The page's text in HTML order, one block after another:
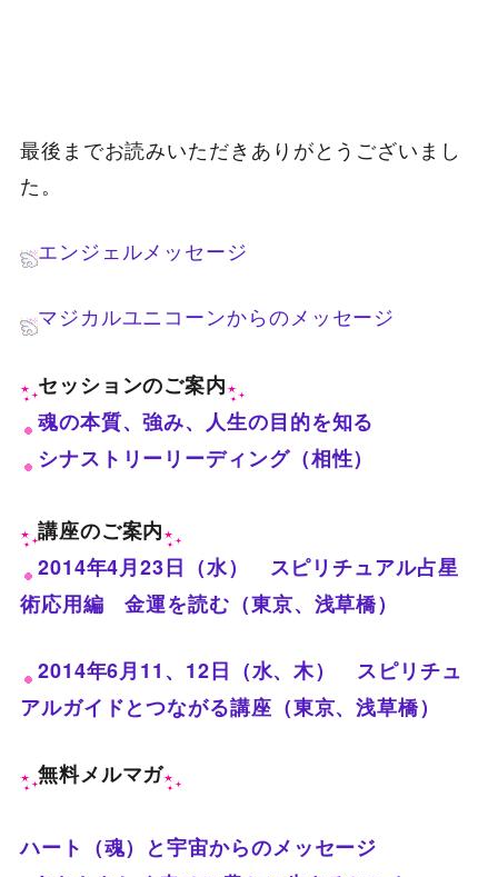
最後までお読みいただきありがとうございまし
た。
エンジェルメッセージ
マジカルユニコーンからのメッセージ
セッションのご案内
魂の本質、強み、人生の目的を知る
シナストリーリーディング（相性）
講座のご案内
2014年4月23日（水） スピリチュアル占星
術応用編 金運を読む（東京、浅草橋）
2014年6月11、12日（水、木） スピリチュ
アルガイドとつながる講座（東京、浅草橋）
無料メルマガ
ハート（魂）と宇宙からのメッセージ